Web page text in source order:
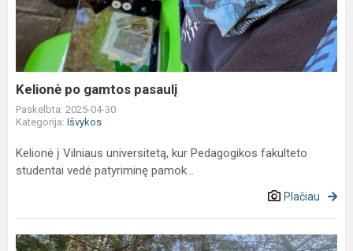
pasaulį
Kelionė po gamtos pasaulį
Paskelbta: 2025-04-30
Kategorija: Išvykos
Kelionė į Vilniaus universitetą, kur Pedagogikos fakulteto
studentai vedė patyriminę pamok...
Plačiau
Tradicinis